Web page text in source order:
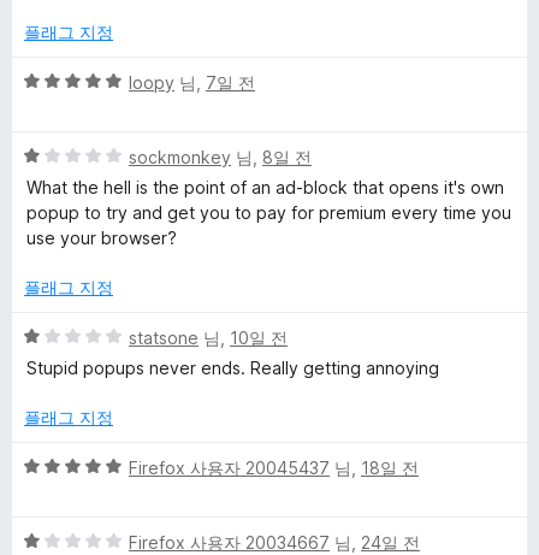
점
1
플래그 지정
5
점
에
5
점
loopy 님, 7일 전
5
점
만
점
1
sockmonkey 님, 8일 전
What the hell is the point of an ad-block that opens it's own
popup to try and get you to pay for premium every time you
use your browser?
플래그 지정
5
점
점
1
statsone 님, 10일 전
Stupid popups never ends. Really getting annoying
플래그 지정
5
점
Firefox 사용자 20045437 님, 18일 전
5
Firefox 사용자 20034667 님, 24일 전